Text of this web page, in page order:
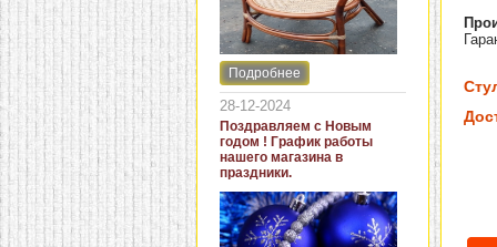
Интернет-магазин "Кровать
и диван" представляет
новинки стульев и кресел
для дачи. В ассортименте
представлены как
бюджетные модели из
пластика для дачи, так и
кресла для загородных
домов из натурального и
искусственного ротанга.
Подробнее
28-12-2024
Поздравляем с Новым
годом ! График работы
нашего магазина в
праздники.